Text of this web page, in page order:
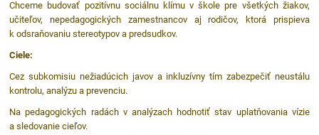
Chceme budovať pozitívnu sociálnu klímu v škole pre všetkých žiakov,
učiteľov, nepedagogických zamestnancov aj rodičov, ktorá prispieva
k odsraňovaniu stereotypov a predsudkov.
Ciele:
Cez subkomisiu nežiadúcich javov a inkluzívny tím zabezpečiť neustálu
kontrolu, analýzu a prevenciu.
Na pedagogických radách v analýzach hodnotiť stav uplatňovania vízie
a sledovanie cieľov.